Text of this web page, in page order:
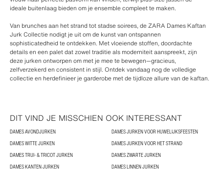
ideale buitenlaag bieden om je ensemble compleet te maken.
Van brunches aan het strand tot stadse soirees, de ZARA Dames Kaftan
Jurk Collectie nodigt je uit om de kunst van ontspannen
sophisticatedheid te ontdekken. Met vloeiende stoffen, doordachte
details en een palet dat zowel traditie als moderniteit aanspreekt, zijn
deze jurken ontworpen om met je mee te bewegen—gracieus,
zelfverzekerd en consistent in stijl. Ontdek vandaag nog de volledige
collectie en herdefinieer je garderobe met de tijdloze allure van de kaftan.
DIT VIND JE MISSCHIEN OOK INTERESSANT
DAMES AVONDJURKEN
DAMES JURKEN VOOR HUWELIJKSFEESTEN
DAMES WITTE JURKEN
DAMES JURKEN VOOR HET STRAND
DAMES TRUI- & TRICOT JURKEN
DAMES ZWARTE JURKEN
DAMES KANTEN JURKEN
DAMES LINNEN JURKEN